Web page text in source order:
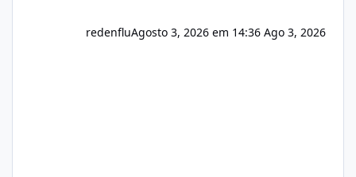
redenfluAgosto 3, 2026 em 14:36 Ago 3, 2026